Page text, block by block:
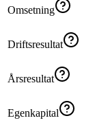
Omsetning
Driftsresultat
Årsresultat
Egenkapital